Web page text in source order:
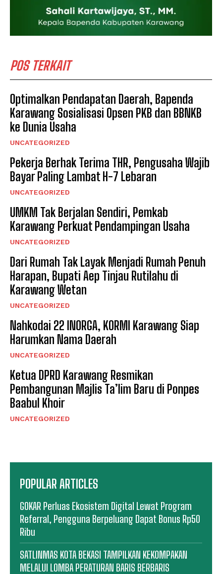
POS TERKAIT
Optimalkan Pendapatan Daerah, Bapenda
Karawang Sosialisasi Opsen PKB dan BBNKB
ke Dunia Usaha
UNCATEGORIZED
Pekerja Berhak Terima THR, Pengusaha Wajib
Bayar Paling Lambat H-7 Lebaran
UNCATEGORIZED
UMKM Tak Berjalan Sendiri, Pemkab
Karawang Perkuat Pendampingan Usaha
UNCATEGORIZED
Dari Rumah Tak Layak Menjadi Rumah Penuh
Harapan, Bupati Aep Tinjau Rutilahu di
Karawang Wetan
UNCATEGORIZED
Nahkodai 22 INORGA, KORMI Karawang Siap
Harumkan Nama Daerah
UNCATEGORIZED
Ketua DPRD Karawang Resmikan
Pembangunan Majlis Ta’lim Baru di Ponpes
Baabul Khoir
UNCATEGORIZED
POPULAR ARTICLES
GOKAR Perluas Ekosistem Digital Lewat Program
Referral, Pengguna Berpeluang Dapat Bonus Rp50
Ribu
SATLINMAS KOTA BEKASI TAMPILKAN KEKOMPAKAN
MELALUI LOMBA PERATURAN BARIS BERBARIS